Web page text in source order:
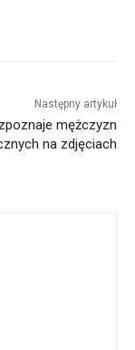
Następny artykuł
mężczyzn
na zdjęciach